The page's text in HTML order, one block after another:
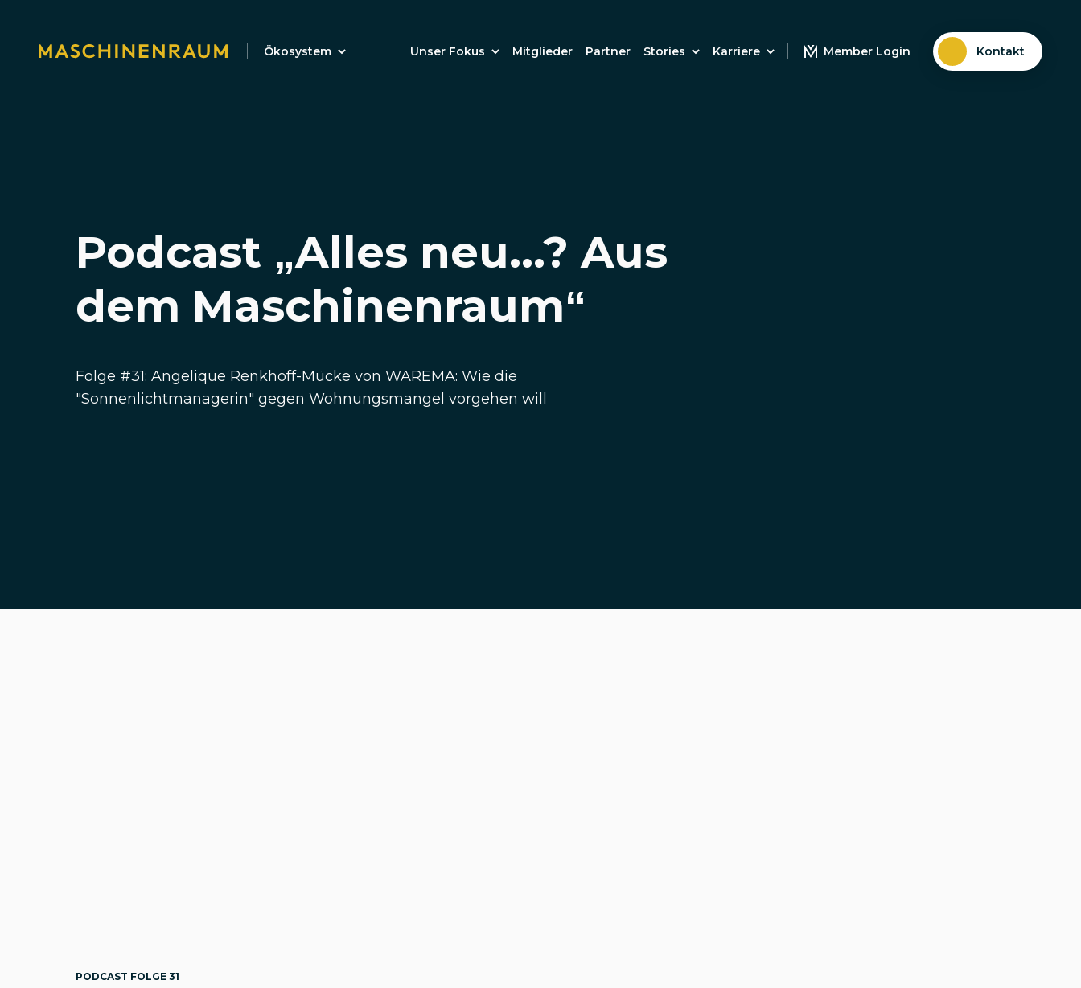
Ökosystem Unser Fokus Mitglieder Partner Stories Karriere Member Login Kontakt
Podcast „Alles neu...? Aus
dem Maschinenraum“
Folge #31: Angelique Renkhoff-Mücke von WAREMA: Wie die
"Sonnenlichtmanagerin" gegen Wohnungsmangel vorgehen will
PODCAST FOLGE 31